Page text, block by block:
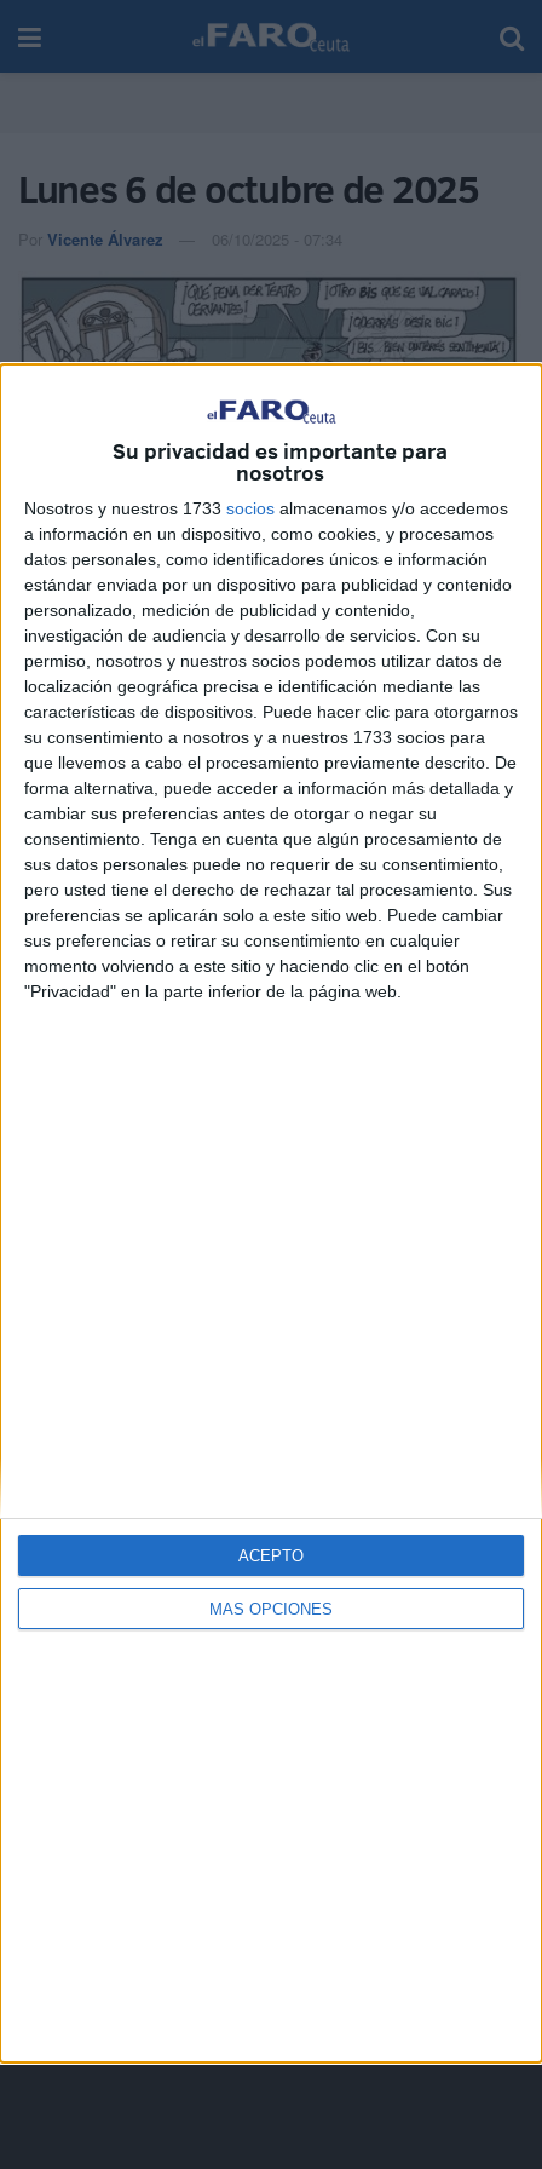
Su privacidad es importante para
nosotros
Nosotros y nuestros 1733 socios almacenamos y/o accedemos
a información en un dispositivo, como cookies, y procesamos
datos personales, como identificadores únicos e información
estándar enviada por un dispositivo para publicidad y contenido
personalizado, medición de publicidad y contenido,
investigación de audiencia y desarrollo de servicios. Con su
permiso, nosotros y nuestros socios podemos utilizar datos de
localización geográfica precisa e identificación mediante las
características de dispositivos. Puede hacer clic para otorgarnos
su consentimiento a nosotros y a nuestros 1733 socios para
que llevemos a cabo el procesamiento previamente descrito. De
forma alternativa, puede acceder a información más detallada y
cambiar sus preferencias antes de otorgar o negar su
consentimiento. Tenga en cuenta que algún procesamiento de
sus datos personales puede no requerir de su consentimiento,
pero usted tiene el derecho de rechazar tal procesamiento. Sus
preferencias se aplicarán solo a este sitio web. Puede cambiar
sus preferencias o retirar su consentimiento en cualquier
momento volviendo a este sitio y haciendo clic en el botón
"Privacidad" en la parte inferior de la página web.
MÁS OPCIONES
ACEPTO
Lunes 6 de octubre de 2025
Por Vicente Álvarez 06/10/2025 - 07:34
RelatedPosts
Cientos de menores que entraron en la
avalancha colapsan la comisaría de la
Policía
HACE 37 MINUTOS
Dónde y cómo se podrá ver el eclipse en
Ceuta
HACE 1 HORA
La concentración de Ceuta, protagonista
en los medios nacionales
HACE 1 HORA
Italia y Dinamarca rechazan “la
inmigración descontrolada” y reclaman